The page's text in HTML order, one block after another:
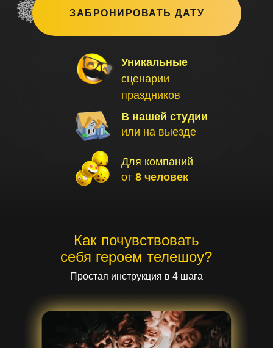
Уникальные
сценарии
праздников
ЗАБРОНИРОВАТЬ ДАТУ
В нашей студии
или на выезде
Для компаний
от 8 человек
Как почувствовать
себя героем телешоу?
Простая инструкция в 4 шага